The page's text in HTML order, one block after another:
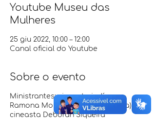
Youtube Museu das
Mulheres
25 giu 2022, 10:00 – 12:00
Canal oficial do Youtube
Sobre o evento
Ministrantes: cineasta indígena
Ramona Molotov (Povo Potiguara) e
cineasta Deborah Siqueira